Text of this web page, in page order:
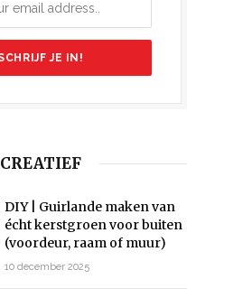
CREATIEF
DIY | Guirlande maken van
écht kerstgroen voor buiten
(voordeur, raam of muur)
10 december 2025